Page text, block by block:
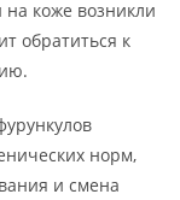
на коже возникли
обратиться к
норм,
и смена